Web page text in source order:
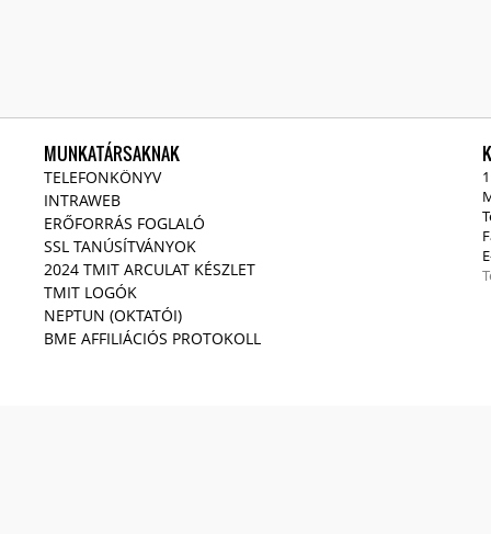
MUNKATÁRSAKNAK
TELEFONKÖNYV
INTRAWEB
ERŐFORRÁS FOGLALÓ
SSL TANÚSÍTVÁNYOK
2024 TMIT ARCULAT KÉSZLET
TMIT LOGÓK
NEPTUN (OKTATÓI)
BME AFFILIÁCIÓS PROTOKOLL